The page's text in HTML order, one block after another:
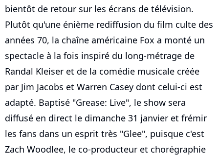
bientôt de retour sur les écrans de télévision.
Plutôt qu'une énième rediffusion du film culte des
années 70, la chaîne américaine Fox a monté un
spectacle à la fois inspiré du long-métrage de
Randal Kleiser et de la comédie musicale créée
par Jim Jacobs et Warren Casey dont celui-ci est
adapté. Baptisé "Grease: Live", le show sera
diffusé en direct le dimanche 31 janvier et frémir
les fans dans un esprit très "Glee", puisque c'est
Zach Woodlee, le co-producteur et chorégraphie